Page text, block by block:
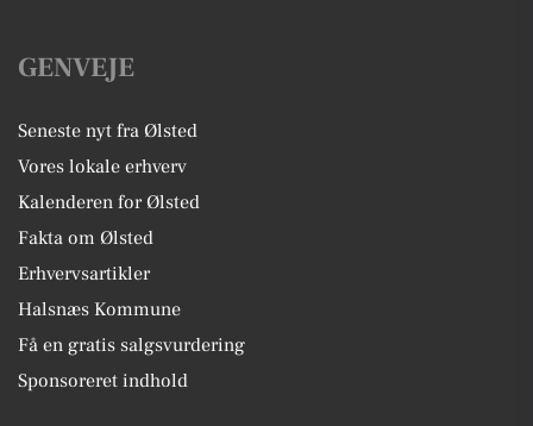
GENVEJE
Seneste nyt fra Ølsted
Vores lokale erhverv
Kalenderen for Ølsted
Fakta om Ølsted
Erhvervsartikler
Halsnæs Kommune
Få en gratis salgsvurdering
Sponsoreret indhold